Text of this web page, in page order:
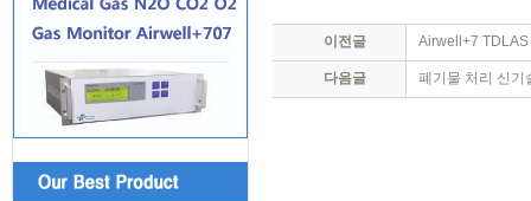
이전글 Airwell+7
다음글 폐기물 처리 신기